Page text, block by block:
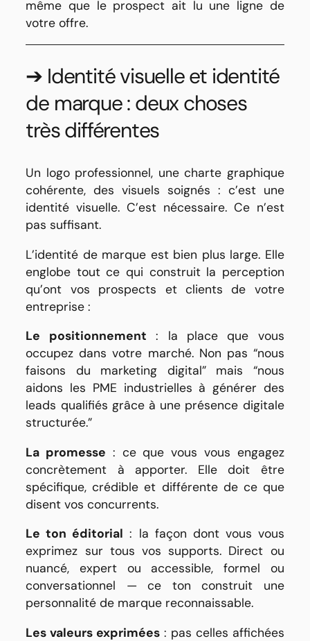
même que le prospect ait lu une ligne de
votre offre.
➔ Identité visuelle et identité
de marque : deux choses
très différentes
Un logo professionnel, une charte graphique
cohérente, des visuels soignés : c’est une
identité visuelle. C’est nécessaire. Ce n’est
pas suffisant.
L’identité de marque est bien plus large. Elle
englobe tout ce qui construit la perception
qu’ont vos prospects et clients de votre
entreprise :
Le positionnement : la place que vous
occupez dans votre marché. Non pas “nous
faisons du marketing digital” mais “nous
aidons les PME industrielles à générer des
leads qualifiés grâce à une présence digitale
structurée.”
La promesse : ce que vous vous engagez
concrètement à apporter. Elle doit être
spécifique, crédible et différente de ce que
disent vos concurrents.
Le ton éditorial : la façon dont vous vous
exprimez sur tous vos supports. Direct ou
nuancé, expert ou accessible, formel ou
conversationnel — ce ton construit une
personnalité de marque reconnaissable.
Les valeurs exprimées : pas celles affichées